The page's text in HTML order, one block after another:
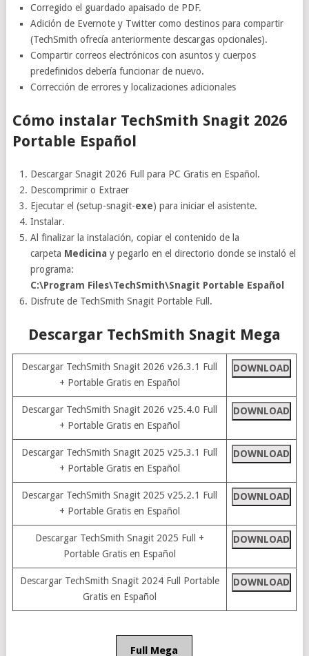
Corregido el guardado apaisado de PDF.
Adición de Evernote y Twitter como destinos para compartir
(TechSmith ofrecía anteriormente descargas opcionales).
Compartir correos electrónicos con asuntos y cuerpos
predefinidos debería funcionar de nuevo.
Corrección de errores y localizaciones adicionales
Cómo instalar TechSmith Snagit 2026
Portable Español
Descargar Snagit 2026 Full para PC Gratis en Español.
Descomprimir o Extraer
Ejecutar el (setup-snagit-exe) para iniciar el asistente.
Instalar.
Al finalizar la instalación, copiar el contenido de la
carpeta Medicina y pegarlo en el directorio donde se instaló el
programa:
C:\Program Files\TechSmith\Snagit Portable Español
Disfrute de TechSmith Snagit Portable Full.
Descargar TechSmith Snagit Mega
Descargar TechSmith Snagit 2026 v26.3.1 Full
+ Portable Gratis en Español
DOWNLOAD
Descargar TechSmith Snagit 2026 v25.4.0 Full
+ Portable Gratis en Español
DOWNLOAD
Descargar TechSmith Snagit 2025 v25.3.1 Full
+ Portable Gratis en Español
DOWNLOAD
Descargar TechSmith Snagit 2025 v25.2.1 Full
+ Portable Gratis en Español
DOWNLOAD
Descargar TechSmith Snagit 2025 Full +
Portable Gratis en Español
DOWNLOAD
Descargar TechSmith Snagit 2024 Full Portable
Gratis en Español
DOWNLOAD
Full Mega